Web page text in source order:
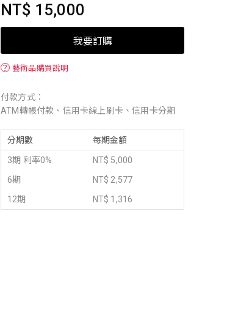
NT$ 15,000
我要訂購
？ 藝術品購買說明
付款方式：
ATM轉帳付款、信用卡線上刷卡、信用卡分期
分期數 每期金額
3期 利率0%
NT$ 5,000
6期
NT$ 2,577
12期
NT$ 1,316